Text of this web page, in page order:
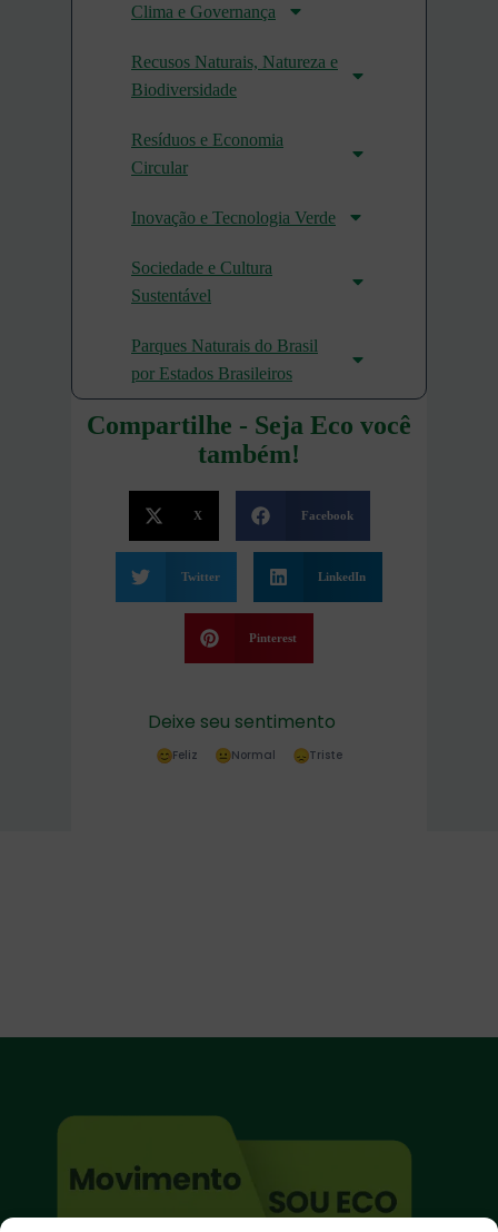
Clima e Governança
Recusos Naturais, Natureza e
Biodiversidade
Resíduos e Economia
Circular
Inovação e Tecnologia Verde
Sociedade e Cultura
Sustentável
Parques Naturais do Brasil
por Estados Brasileiros
Compartilhe - Seja Eco você
também!
X Facebook
Twitter LinkedIn
Pinterest
Deixe seu sentimento
Feliz Normal Triste